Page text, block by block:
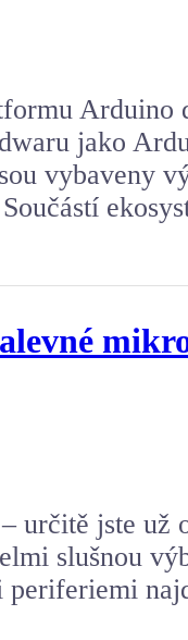
jako
vybaveny
jste už
slušnou
periferiemi